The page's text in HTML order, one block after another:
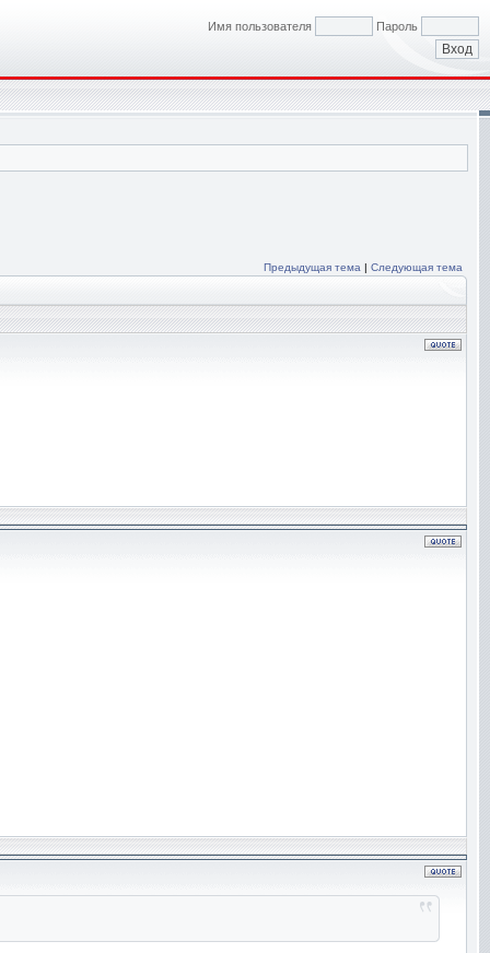
Имя пользователя Пароль
Предыдущая тема | Следующая тема